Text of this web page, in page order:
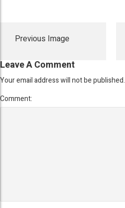
Previous Image
Leave A Comment
Your email address will not be published.
Comment: